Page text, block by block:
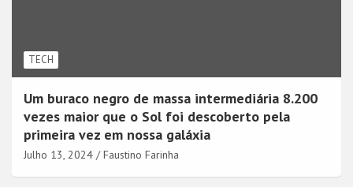
TECH
Um buraco negro de massa intermediária 8.200
vezes maior que o Sol foi descoberto pela
primeira vez em nossa galáxia
Julho 13, 2024 Faustino Farinha